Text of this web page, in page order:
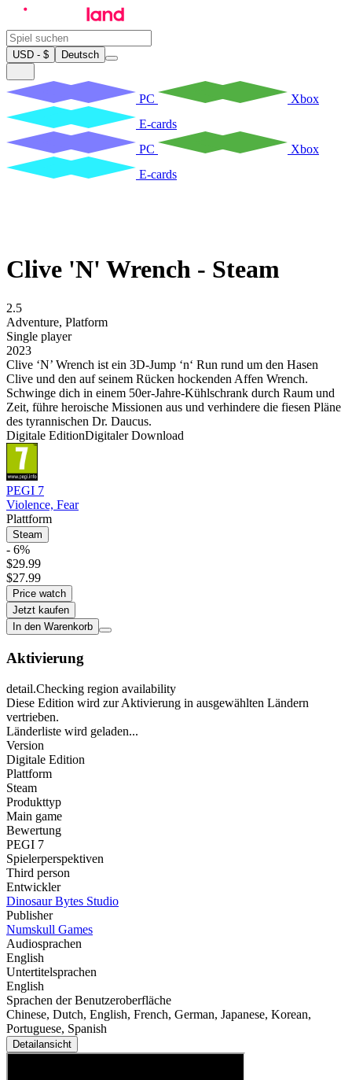
USD - $ Deutsch
PC
Xbox
E-cards
PC
Xbox
E-cards
Clive 'N' Wrench - Steam
2.5
Adventure, Platform
Single player
2023
Clive ‘N’ Wrench ist ein 3D-Jump ‘n‘ Run rund um den Hasen
Clive und den auf seinem Rücken hockenden Affen Wrench.
Schwinge dich in einem 50er-Jahre-Kühlschrank durch Raum und
Zeit, führe heroische Missionen aus und verhindere die fiesen Pläne
des tyrannischen Dr. Daucus.
Digitale EditionDigitaler Download
PEGI 7
Violence, Fear
Plattform
Steam
- 6%
$29.99
$27.99
Price watch
Jetzt kaufen
In den Warenkorb
Aktivierung
detail.Checking region availability
Diese Edition wird zur Aktivierung in ausgewählten Ländern
vertrieben.
Länderliste wird geladen...
Version
Digitale Edition
Plattform
Steam
Produkttyp
Main game
Bewertung
PEGI 7
Spielerperspektiven
Third person
Entwickler
Dinosaur Bytes Studio
Publisher
Numskull Games
Audiosprachen
English
Untertitelsprachen
English
Sprachen der Benutzeroberfläche
Chinese, Dutch, English, French, German, Japanese, Korean,
Portuguese, Spanish
Detailansicht